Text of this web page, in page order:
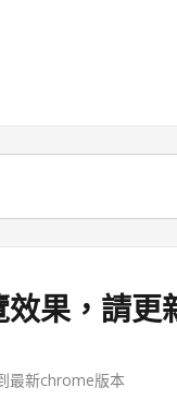
效果，請
最新chrome版本